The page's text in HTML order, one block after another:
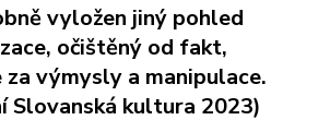
vyložen jiný pohled
očištěný od fakt,
výmysly a manipulace.
Slovanská kultura 2023)